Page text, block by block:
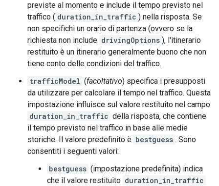
previste al momento e include il tempo previsto nel
traffico ( duration_in_traffic ) nella risposta. Se
non specifichi un orario di partenza (ovvero se la
richiesta non include drivingOptions ), l'itinerario
restituito è un itinerario generalmente buono che non
tiene conto delle condizioni del traffico.
trafficModel (facoltativo) specifica i presupposti
da utilizzare per calcolare il tempo nel traffico. Questa
impostazione influisce sul valore restituito nel campo
duration_in_traffic della risposta, che contiene
il tempo previsto nel traffico in base alle medie
storiche. Il valore predefinito è bestguess . Sono
consentiti i seguenti valori:
bestguess (impostazione predefinita) indica
che il valore restituito duration_in_traffic